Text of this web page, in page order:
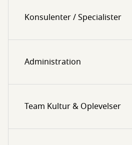
Konsulenter / Specialister
Administration
Team Kultur & Oplevelser